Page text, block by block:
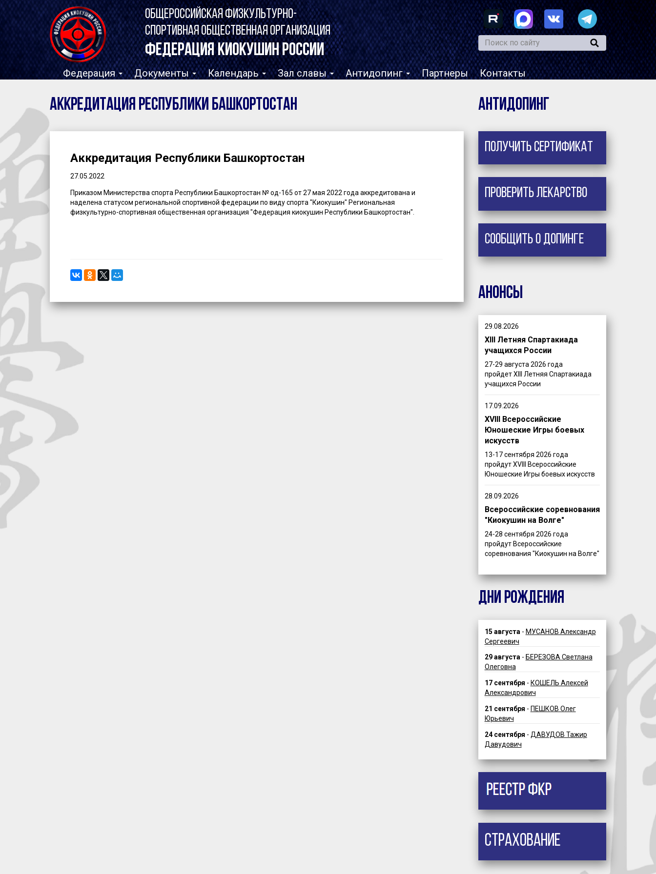
ОБЩЕРОССИЙСКАЯ ФИЗКУЛЬТУРНО-
СПОРТИВНАЯ ОБЩЕСТВЕННАЯ ОРГАНИЗАЦИЯ
ФЕДЕРАЦИЯ КИОКУШИН РОССИИ
Федерация Документы Календарь Зал славы Антидопинг Партнеры Контакты
Аккредитация Республики Башкортостан Антидопинг
Аккредитация Республики Башкортостан
27.05.2022
Приказом Министерства спорта Республики Башкортостан № од-165 от 27 мая 2022 года аккредитована и
наделена статусом региональной спортивной федерации по виду спорта "Киокушин" Региональная
физкультурно-спортивная общественная организация "Федерация киокушин Республики Башкортостан".
Получить сертификат
Проверить лекарство
Сообщить о допинге
Анонсы
29.08.2026
XIII Летняя Спартакиада
учащихся России
27-29 августа 2026 года
пройдет XIII Летняя Спартакиада
учащихся России
17.09.2026
XVIII Всероссийские
Юношеские Игры боевых
искусств
13-17 сентября 2026 года
пройдут XVIII Всероссийские
Юношеские Игры боевых искусств
28.09.2026
Всероссийские соревнования
"Киокушин на Волге"
24-28 сентября 2026 года
пройдут Всероссийские
соревнования "Киокушин на Волге"
ДНИ РОЖДЕНИЯ
15 августа - МУСАНОВ Александр
Сергеевич
29 августа- БЕРЕЗОВА Светлана
Олеговна
17 сентября - КОШЕЛЬ Алексей
Александрович
21 сентября - ПЕШКОВ Олег
Юрьевич
24 сентября - ДАВУДОВ Тажир
Давудович
Страхование